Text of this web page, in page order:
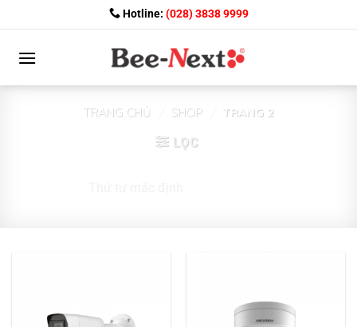
to
content
Hotline: (028) 3838 9999
TRANG CHỦ SHOP
TRANG 2
LỌC